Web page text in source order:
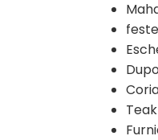
Teak